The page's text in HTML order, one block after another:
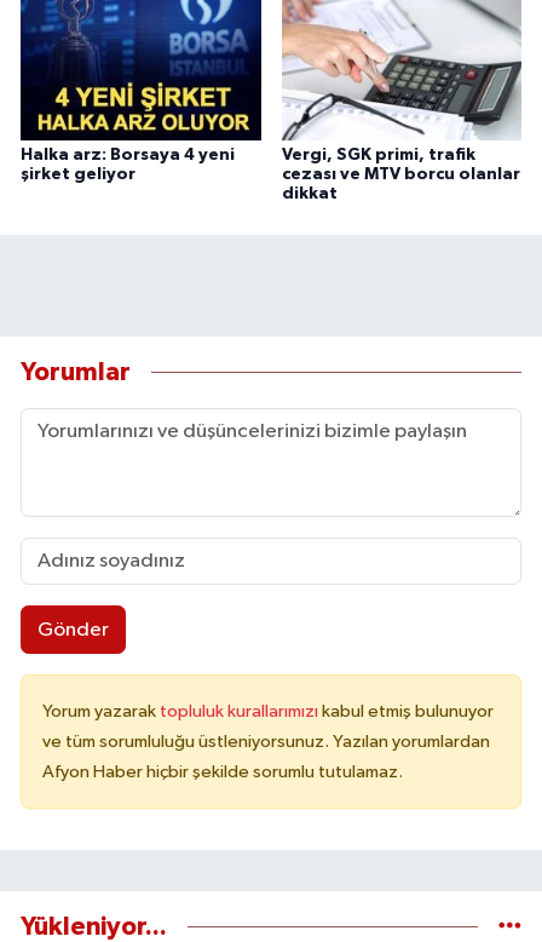
Halka arz: Borsaya 4 yeni
şirket geliyor
Vergi, SGK primi, trafik
cezası ve MTV borcu olanlar
dikkat
Yorumlar
Gönder
Yorum yazarak topluluk kurallarımızı kabul etmiş bulunuyor
ve tüm sorumluluğu üstleniyorsunuz. Yazılan yorumlardan
Afyon Haber hiçbir şekilde sorumlu tutulamaz.
Yükleniyor...